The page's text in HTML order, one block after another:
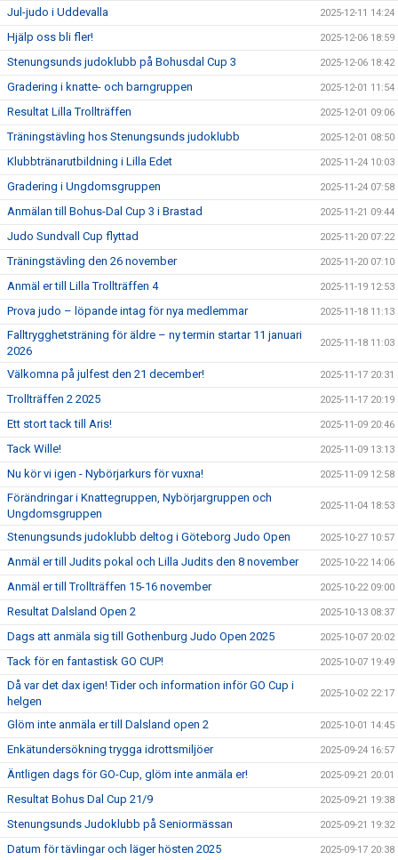
Jul-judo i Uddevalla 2025-12-11 14:24
Hjälp oss bli fler! 2025-12-06 18:59
Stenungsunds judoklubb på Bohusdal Cup 3 2025-12-06 18:42
Gradering i knatte- och barngruppen 2025-12-01 11:54
Resultat Lilla Trollträffen 2025-12-01 09:06
Träningstävling hos Stenungsunds judoklubb 2025-12-01 08:50
Klubbtränarutbildning i Lilla Edet 2025-11-24 10:03
Gradering i Ungdomsgruppen 2025-11-24 07:58
Anmälan till Bohus-Dal Cup 3 i Brastad 2025-11-21 09:44
Judo Sundvall Cup flyttad 2025-11-20 07:22
Träningstävling den 26 november 2025-11-20 07:10
Anmäl er till Lilla Trollträffen 4 2025-11-19 12:53
Prova judo – löpande intag för nya medlemmar 2025-11-18 11:13
Falltrygghetsträning för äldre – ny termin startar 11 januari
2026
2025-11-18 11:03
Välkomna på julfest den 21 december! 2025-11-17 20:31
Trollträffen 2 2025 2025-11-17 20:19
Ett stort tack till Aris! 2025-11-09 20:46
Tack Wille! 2025-11-09 13:13
Nu kör vi igen - Nybörjarkurs för vuxna! 2025-11-09 12:58
Förändringar i Knattegruppen, Nybörjargruppen och
Ungdomsgruppen
2025-11-04 18:53
Stenungsunds judoklubb deltog i Göteborg Judo Open 2025-10-27 10:57
Anmäl er till Judits pokal och Lilla Judits den 8 november 2025-10-22 14:06
Anmäl er till Trollträffen 15-16 november 2025-10-22 09:00
Resultat Dalsland Open 2 2025-10-13 08:37
Dags att anmäla sig till Gothenburg Judo Open 2025 2025-10-07 20:02
Tack för en fantastisk GO CUP! 2025-10-07 19:49
Då var det dax igen! Tider och information inför GO Cup i
helgen
2025-10-02 22:17
Glöm inte anmäla er till Dalsland open 2 2025-10-01 14:45
Enkätundersökning trygga idrottsmiljöer 2025-09-24 16:57
Äntligen dags för GO-Cup, glöm inte anmäla er! 2025-09-21 20:01
Resultat Bohus Dal Cup 21/9 2025-09-21 19:38
Stenungsunds Judoklubb på Seniormässan 2025-09-21 19:32
Datum för tävlingar och läger hösten 2025 2025-09-17 20:38